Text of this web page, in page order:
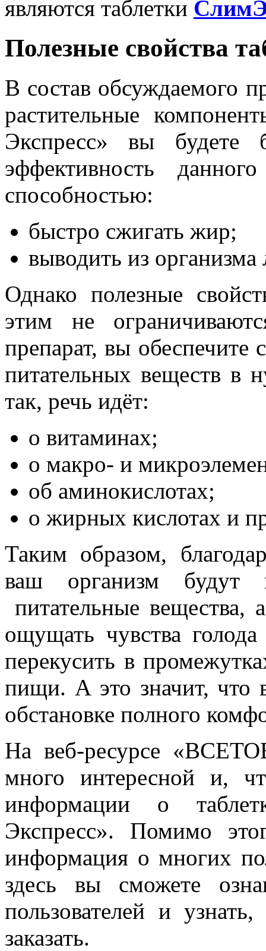
являются таблетки
Полезные свойства
В состав обсуждаемого
растительные
Экспресс» вы будете
эффективность
способностью:
быстро сжигать жир;
выводить из
Однако полезные
этим не
препарат, вы обеспечите
питательных веществ в
так, речь идёт:
о витаминах;
о макро- и
об аминокислотах;
о жирных кислотах и
Таким образом,
ваш организм будут
питательные вещества,
ощущать чувства
перекусить в
пищи. А это значит, что
обстановке полного
На веб-ресурсе
много интересной и,
информации о
Экспресс». Помимо
информация о многих
здесь вы сможете
пользователей и
заказать.